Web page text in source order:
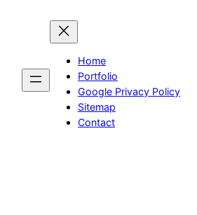
Home
Portfolio
Google Privacy Policy
Sitemap
Contact